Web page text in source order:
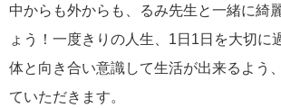
中からも外からも、るみ先生と一緒に綺
ょう！一度きりの人生、1日1日を大切に
体と向き合い意識して生活が出来るよう
ていただきます。